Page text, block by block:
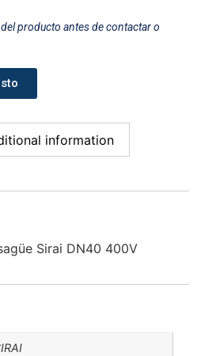
producto antes de contactar o
information
Sirai DN40 400V